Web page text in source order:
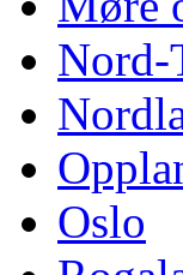
Nord-
Oslo